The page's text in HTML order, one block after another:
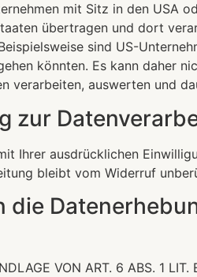
mit Sitz in den USA
übertragen und dort
sind US-
könnten. Es kann daher
verarbeiten, auswerten und
zur
Ihrer ausdrücklichen
bleibt vom Widerruf
VON ART. 6 ABS. 1